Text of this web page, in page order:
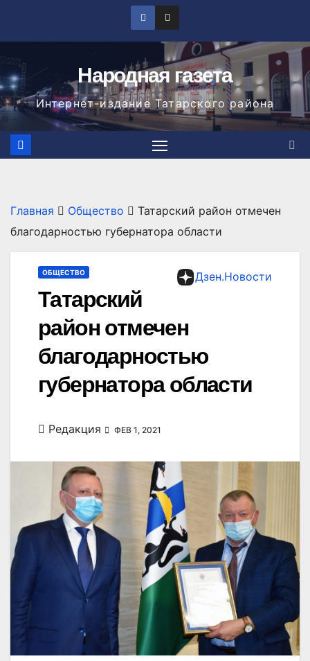
Народная газета
Интернет-издание Татарского района
Главная Общество
Татарский район отмечен
благодарностью губернатора области
Дзен.Новости
ОБЩЕСТВО
Татарский
район отмечен
благодарностью
губернатора области
Редакция ФЕВ 1, 2021